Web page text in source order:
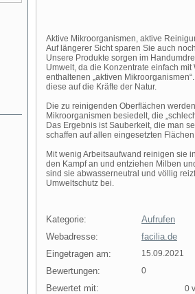
Aktive Mikroorganismen, aktive
Auf längerer Sicht sparen Sie auch
Unsere Produkte sorgen im
Umwelt, da die Konzentrate einfach
enthaltenen „aktiven
diese auf die Kräfte der Natur.
Die zu reinigenden Oberflächen
Mikroorganismen besiedelt, die
Das Ergebnis ist Sauberkeit, die man
schaffen auf allen eingesetzten
Mit wenig Arbeitsaufwand reinigen sie
den Kampf an und entziehen Milben
sind sie abwasserneutral und völlig
Umweltschutz bei.
Kategorie:
Aufrufen
Webadresse:
facilia.de
Eingetragen am:
15.09.2021
Bewertungen: 0
Bewertet mit: 0